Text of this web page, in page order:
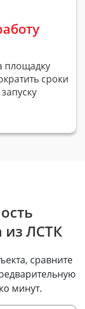
площадку
сроки
из ЛСТК
сравните
минут.